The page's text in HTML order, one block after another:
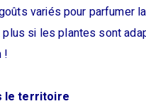
variés pour parfumer
plus si les plantes sont
!
le territoire